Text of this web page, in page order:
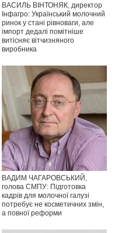
ВАСИЛЬ ВІНТОНЯК, директор
Інфагро: Український молочний
ринок у стані рівноваги, але
імпорт дедалі помітніше
витісняє вітчизняного
виробника
ВАДИМ ЧАГАРОВСЬКИЙ,
голова СМПУ: Підготовка
кадрів для молочної галузі
потребує не косметичних змін,
а повної реформи